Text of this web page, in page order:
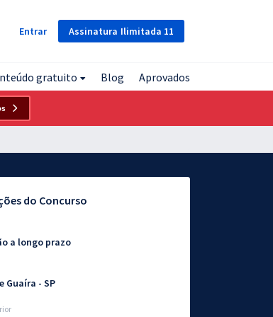
Assinatura Ilimitada 11
Entrar
gratuito Blog Aprovados
do Concurso
a longo prazo
Guaíra - SP